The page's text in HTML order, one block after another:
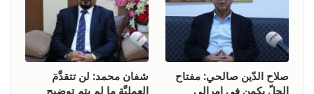
صلاح الدّين صالحي: مفتاح
الحلّ يكمن في إمرالي
شفان محمد: لن تتقدَّمَ
العمليَّة ما لم يتم توضيح